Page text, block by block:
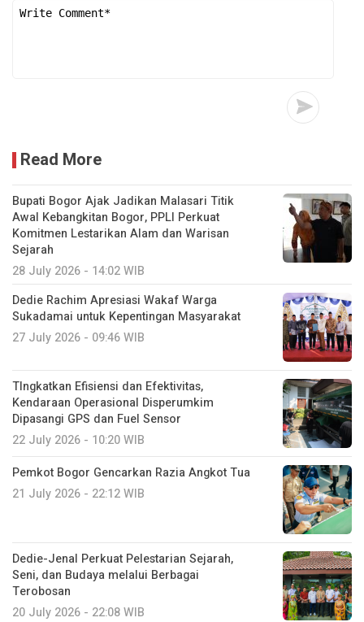
Read More
Bupati Bogor Ajak Jadikan Malasari Titik
Awal Kebangkitan Bogor, PPLI Perkuat
Komitmen Lestarikan Alam dan Warisan
Sejarah
28 July 2026 - 14:02 WIB
Dedie Rachim Apresiasi Wakaf Warga
Sukadamai untuk Kepentingan Masyarakat
27 July 2026 - 09:46 WIB
TIngkatkan Efisiensi dan Efektivitas,
Kendaraan Operasional Disperumkim
Dipasangi GPS dan Fuel Sensor
22 July 2026 - 10:20 WIB
Pemkot Bogor Gencarkan Razia Angkot Tua
21 July 2026 - 22:12 WIB
Dedie-Jenal Perkuat Pelestarian Sejarah,
Seni, dan Budaya melalui Berbagai
Terobosan
20 July 2026 - 22:08 WIB